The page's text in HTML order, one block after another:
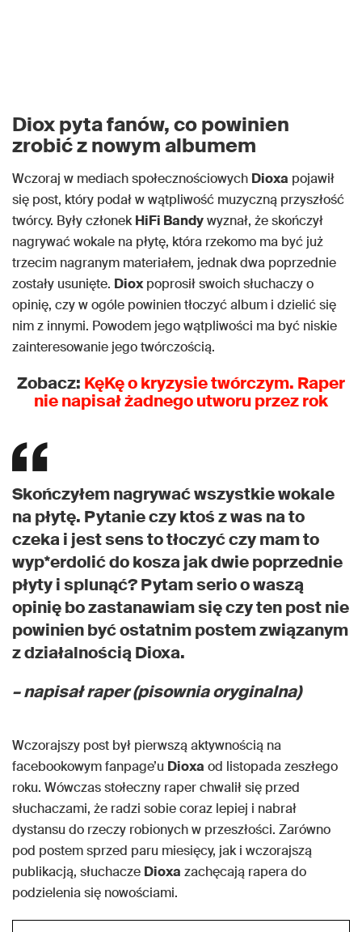
Diox pyta fanów, co powinien
zrobić z nowym albumem
Wczoraj w mediach społecznościowych Dioxa pojawił
się post, który podał w wątpliwość muzyczną przyszłość
twórcy. Były członekHiFi Bandywyznał, że skończył
nagrywać wokale na płytę, która rzekomo ma być już
trzecim nagranym materiałem, jednak dwa poprzednie
zostały usunięte. Dioxpoprosił swoich słuchaczy o
opinię, czy w ogóle powinien tłoczyć album i dzielić się
nim z innymi. Powodem jego wątpliwości ma być niskie
zainteresowanie jego twórczością.
Zobacz: KęKę o kryzysie twórczym. Raper
nie napisał żadnego utworu przez rok
Skończyłem nagrywać wszystkie wokale
na płytę. Pytanie czy ktoś z was na to
czeka i jest sens to tłoczyć czy mam to
wyp*erdolić do kosza jak dwie poprzednie
płyty i splunąć? Pytam serio o waszą
opinię bo zastanawiam się czy ten post nie
powinien być ostatnim postem związanym
z działalnością Dioxa.
– napisał raper (pisownia oryginalna)
Wczorajszy post był pierwszą aktywnością na
facebookowym fanpage’u Dioxa od listopada zeszłego
roku. Wówczas stołeczny raper chwalił się przed
słuchaczami, że radzi sobie coraz lepiej i nabrał
dystansu do rzeczy robionych w przeszłości. Zarówno
pod postem sprzed paru miesięcy, jak i wczorajszą
publikacją, słuchacze Dioxa zachęcają rapera do
podzielenia się nowościami.